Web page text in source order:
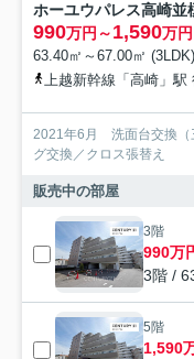
ホーユウパレス高崎並
990万円～1,590万円
63.40㎡～67.00㎡
上越新幹線「高崎」駅
2021年6月 洗面台交換（
グ交換／クロス張替え
販売中の部屋
3階
990万
3階 /
5階
1,590